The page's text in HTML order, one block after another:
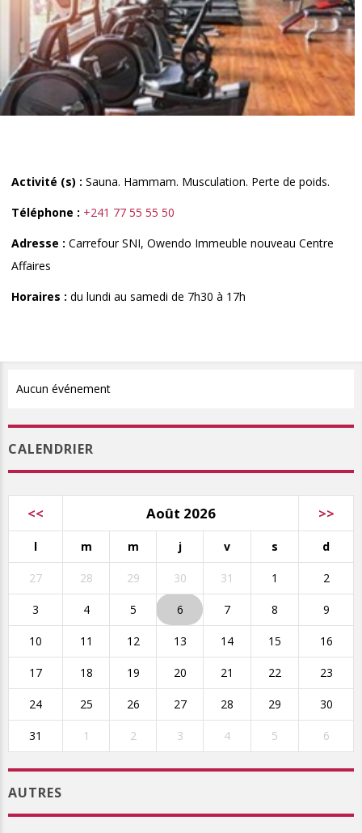
Activité (s) : Sauna. Hammam. Musculation. Perte de poids.
Téléphone : +241 77 55 55 50
Adresse : Carrefour SNI, Owendo Immeuble nouveau Centre
Affaires
Horaires : du lundi au samedi de 7h30 à 17h
Aucun événement
CALENDRIER
<< Août 2026 >>
l m m j v s d
27 28 29 30 31 1 2
3 4 5 6 7 8 9
10 11 12 13 14 15 16
17 18 19 20 21 22 23
24 25 26 27 28 29 30
31 1 2 3 4 5 6
AUTRES